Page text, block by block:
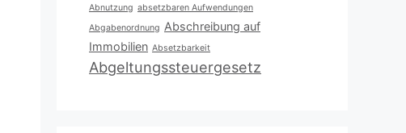
Abnutzung absetzbaren Aufwendungen
Abgabenordnung Abschreibung auf
Immobilien Absetzbarkeit
Abgeltungssteuergesetz